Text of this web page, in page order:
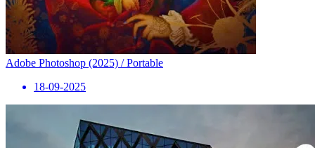
Adobe Photoshop (2025) / Portable
18-09-2025